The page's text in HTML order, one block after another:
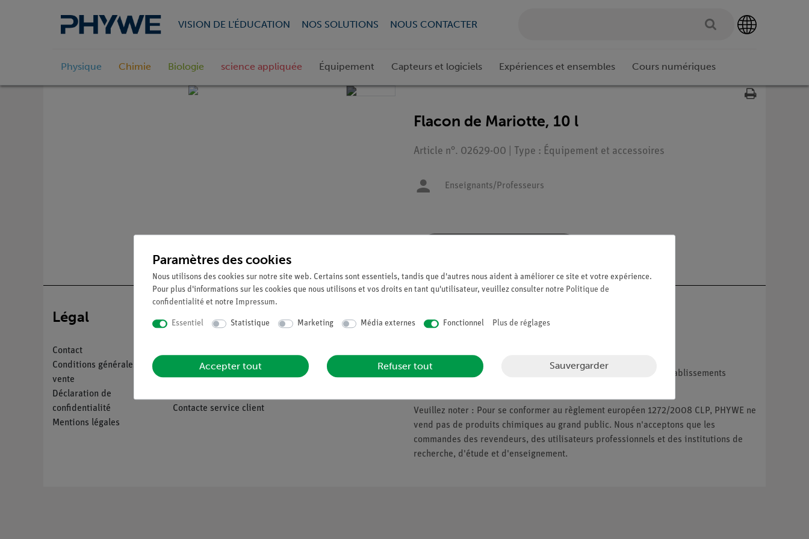
VISION DE L'ÉDUCATION NOS SOLUTIONS NOUS CONTACTER
Physique Chimie Biologie science appliquée Équipement Capteurs et logiciels Expériences et ensembles Cours numériques
Flacon de Mariotte, 10 l
Article n°. 02629-00 | Type : Équipement et accessoires
Enseignants/Professeurs
Légal
Contact
Conditions générales de
vente
Déclaration de
confidentialité
Mentions légales
Service
Téléchargements
Catalogue
Contacte service client
Companie
Politique de qualité
Sécurité en classe
Veuillez noter
Nous ne fournissons que les entreprises, les institutions et les établissements
Veuillez noter : Pour se conformer au règlement européen 1272/2008 CLP, PHYWE ne
vend pas de produits chimiques au grand public. Nous n'acceptons que les
commandes des revendeurs, des utilisateurs professionnels et des institutions de
recherche, d'étude et d'enseignement.
Paramètres des cookies
Nous utilisons des cookies sur notre site web. Certains sont essentiels, tandis que d'autres nous aident à améliorer ce site et votre expérience.
Pour plus d'informations sur les cookies que nous utilisons et vos droits en tant qu'utilisateur, veuillez consulter notre Politique de
confidentialité et notre Impressum.
Essentiel Statistique Marketing Média externes Fonctionnel Plus de réglages
Accepter tout Refuser tout Sauvergarder